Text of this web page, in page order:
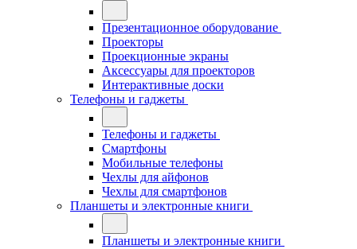
Презентационное оборудование
Проекторы
Проекционные экраны
Аксессуары для проекторов
Интерактивные доски
Телефоны и гаджеты
Телефоны и гаджеты
Смартфоны
Мобильные телефоны
Чехлы для айфонов
Чехлы для смартфонов
Планшеты и электронные книги
Планшеты и электронные книги